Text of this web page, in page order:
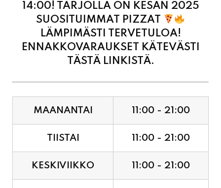
14:00! TARJOLLA ON KESÄN 2025
SUOSITUIMMAT PIZZAT
LÄMPIMÄSTI TERVETULOA!
ENNAKKOVARAUKSET KÄTEVÄSTI
TÄSTÄ LINKISTÄ.
MAANANTAI 11:00 - 21:00
TIISTAI 11:00 - 21:00
KESKIVIIKKO 11:00 - 21:00